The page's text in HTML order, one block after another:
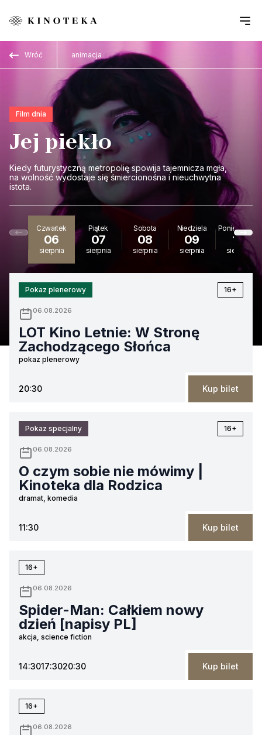
Wróć animacja
Film dnia
Jej piekło
Kiedy futurystyczną metropolię spowija tajemnicza mgła,
na wolność wydostaje się śmiercionośna i nieuchwytna
istota.
Czwartek
06
sierpnia
Piątek
07
sierpnia
Sobota
08
sierpnia
Niedziela
09
sierpnia
Poniedziałek
10
sierpnia
Pokaz plenerowy 16+
06.08.2026
LOT Kino Letnie: W Stronę
Zachodzącego Słońca
pokaz plenerowy
20:30 Kup bilet
Pokaz specjalny 16+
06.08.2026
O czym sobie nie mówimy |
Kinoteka dla Rodzica
dramat, komedia
11:30 Kup bilet
16+
06.08.2026
Spider-Man: Całkiem nowy
dzień [napisy PL]
akcja, science fiction
14:3017:3020:30 Kup bilet
16+
06.08.2026